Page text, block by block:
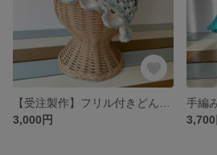
3,000円
3,700